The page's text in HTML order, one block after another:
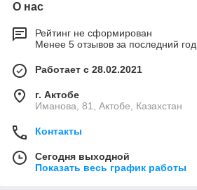
О нас
Рейтинг не сформирован
Менее 5 отзывов за последний год
Работает с 28.02.2021
г. Актобе
Иманова, 81, Актобе, Казахстан
Контакты
Сегодня выходной
Показать весь график работы